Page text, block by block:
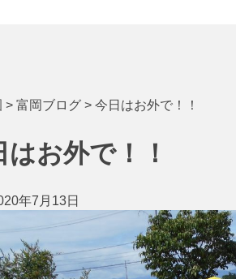
> 富岡ブログ > 今日はお外で！！
はお外で！！
年7月13日